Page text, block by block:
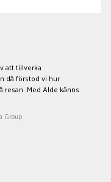
att tillverka
då förstod vi hur
resan. Med Alde känns
Group